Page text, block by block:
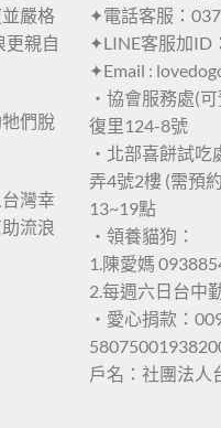
嚴格
更親自
們脫
灣幸
流浪
✦電話客服：
✦LINE客服加ID
✦Email :
・協會服務處(
復里124-8號
・北部喜餅試
弄4號2樓 (需預
13~19點
・領養貓狗：
1.陳愛媽
2.每週六日台中
・愛心捐款：
戶名：社團法人